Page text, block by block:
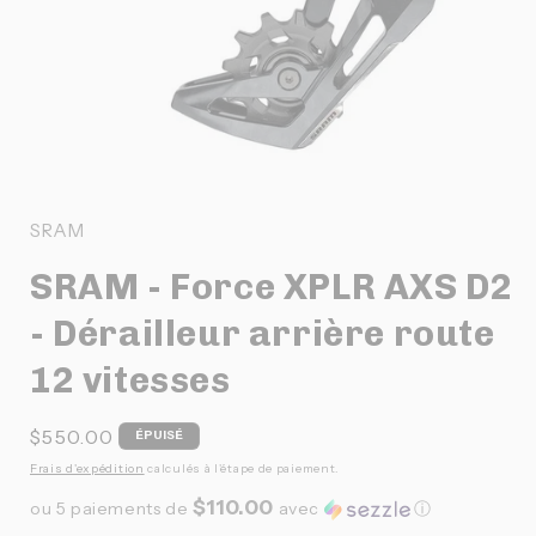
1
fenêtre
modale
SRAM
SRAM - Force XPLR AXS D2
- Dérailleur arrière route
12 vitesses
Prix
habituel
$550.00 ÉPUISÉ
Frais d'expédition calculés à l'étape de paiement.
ou 5 paiements de $110.00 avec ⓘ